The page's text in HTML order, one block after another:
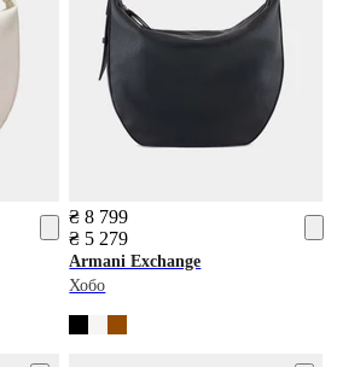
₴ 8 799
₴ 5 279
Armani Exchange
Хобо